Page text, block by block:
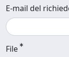
E-mail del
File